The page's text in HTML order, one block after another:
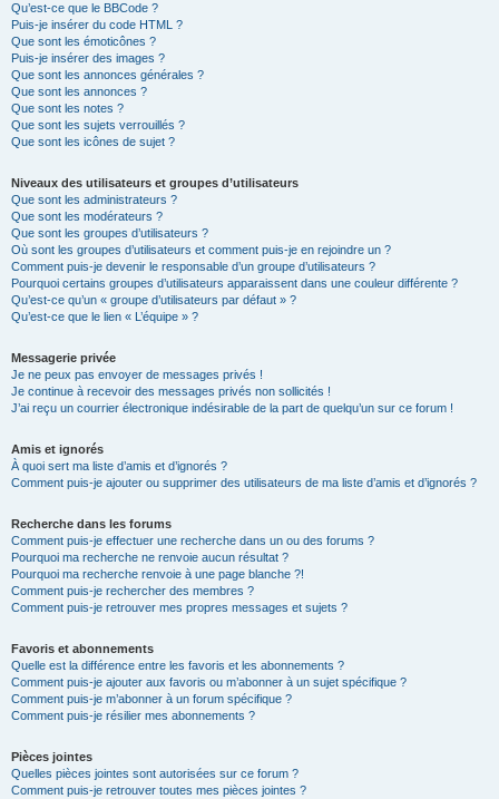
Qu’est-ce que le BBCode ?
Puis-je insérer du code HTML ?
Que sont les émoticônes ?
Puis-je insérer des images ?
Que sont les annonces générales ?
Que sont les annonces ?
Que sont les notes ?
Que sont les sujets verrouillés ?
Que sont les icônes de sujet ?
Niveaux des utilisateurs et groupes d’utilisateurs
Que sont les administrateurs ?
Que sont les modérateurs ?
Que sont les groupes d’utilisateurs ?
Où sont les groupes d’utilisateurs et comment puis-je en rejoindre un ?
Comment puis-je devenir le responsable d’un groupe d’utilisateurs ?
Pourquoi certains groupes d’utilisateurs apparaissent dans une couleur différente ?
Qu’est-ce qu’un « groupe d’utilisateurs par défaut » ?
Qu’est-ce que le lien « L’équipe » ?
Messagerie privée
Je ne peux pas envoyer de messages privés !
Je continue à recevoir des messages privés non sollicités !
J’ai reçu un courrier électronique indésirable de la part de quelqu’un sur ce forum !
Amis et ignorés
À quoi sert ma liste d’amis et d’ignorés ?
Comment puis-je ajouter ou supprimer des utilisateurs de ma liste d’amis et d’ignorés ?
Recherche dans les forums
Comment puis-je effectuer une recherche dans un ou des forums ?
Pourquoi ma recherche ne renvoie aucun résultat ?
Pourquoi ma recherche renvoie à une page blanche ?!
Comment puis-je rechercher des membres ?
Comment puis-je retrouver mes propres messages et sujets ?
Favoris et abonnements
Quelle est la différence entre les favoris et les abonnements ?
Comment puis-je ajouter aux favoris ou m’abonner à un sujet spécifique ?
Comment puis-je m’abonner à un forum spécifique ?
Comment puis-je résilier mes abonnements ?
Pièces jointes
Quelles pièces jointes sont autorisées sur ce forum ?
Comment puis-je retrouver toutes mes pièces jointes ?